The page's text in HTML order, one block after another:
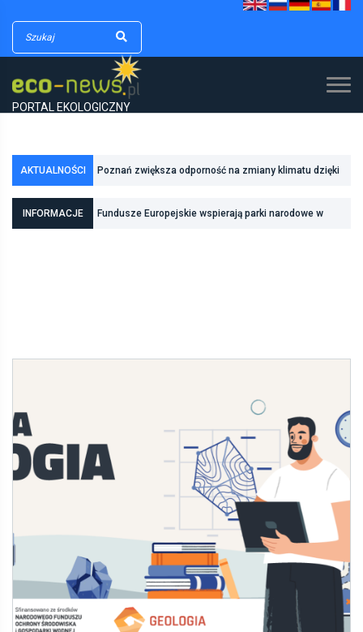
PORTAL EKOLOGICZNY
AKTUALNOŚCI Poznań zwiększa odporność na zmiany klimatu dzięki
INFORMACJE
Fundusze Europejskie wspierają parki narodowe w